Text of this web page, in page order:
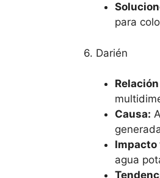
para
6. Darién
Causa:
Impacto
agua